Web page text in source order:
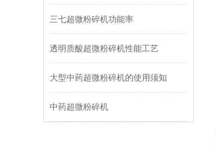
三七超微粉碎机功能率
透明质酸超微粉碎机性能工艺
大型中药超微粉碎机的使用须知
中药超微粉碎机